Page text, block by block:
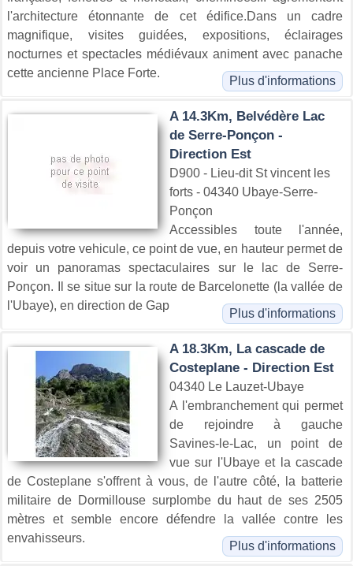
l'architecture étonnante de cet édifice.Dans un cadre
magnifique, visites guidées, expositions, éclairages
nocturnes et spectacles médiévaux animent avec panache
cette ancienne Place Forte.
Plus d'informations
A 14.3Km, Belvédère Lac
de Serre-Ponçon -
Direction Est
D900 - Lieu-dit St vincent les
forts - 04340 Ubaye-Serre-
Ponçon
Accessibles toute l'année,
depuis votre vehicule, ce point de vue, en hauteur permet de
voir un panoramas spectaculaires sur le lac de Serre-
Ponçon. Il se situe sur la route de Barcelonette (la vallée de
l'Ubaye), en direction de Gap
Plus d'informations
A 18.3Km, La cascade de
Costeplane - Direction Est
04340 Le Lauzet-Ubaye
A l'embranchement qui permet
de rejoindre à gauche
Savines-le-Lac, un point de
vue sur l'Ubaye et la cascade
de Costeplane s'offrent à vous, de l'autre côté, la batterie
militaire de Dormillouse surplombe du haut de ses 2505
mètres et semble encore défendre la vallée contre les
envahisseurs.
Plus d'informations